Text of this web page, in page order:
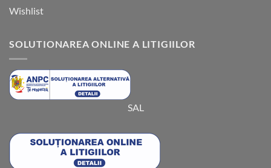
Wishlist
SOLUTIONAREA ONLINE A LITIGIILOR
SAL